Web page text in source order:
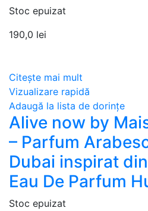
Stoc epuizat
190,0 lei
Citește mai mult
Vizualizare rapidă
Adaugă la lista de dorințe
Alive now by
– Parfum
Dubai inspirat
Eau De Parfum
Stoc epuizat